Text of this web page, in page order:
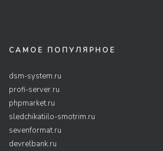
САМОЕ ПОПУЛЯРНОЕ
dsm-system.ru
profi-server.ru
phpmarket.ru
sledchikatiilo-smotrim.ru
sevenformat.ru
devrelbank.ru